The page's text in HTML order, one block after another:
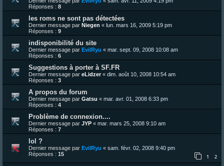
Réponses : 8
les roms ne sont pas détectées
Dernier message par Niegen « lun. mars 16, 2009 5:19 pm
Réponses : 9
indisponibilité du site
Dernier message par EvilRyu « mar. sept. 09, 2008 10:08 am
Réponses : 6
Suggestions à porter à SF.FR
Dernier message par eLidzer« dim. août 10, 2008 10:54 am
Réponses : 3
A propos du forum
Dernier message par Gatsu « mar. avr. 01, 2008 6:33 pm
Réponses : 4
Problème de connexion....
Dernier message par JYP « mar. mars 25, 2008 9:10 am
Réponses : 7
lol ?
Dernier message par EvilRyu « sam. févr. 02, 2008 9:40 pm
Réponses : 15 1 2